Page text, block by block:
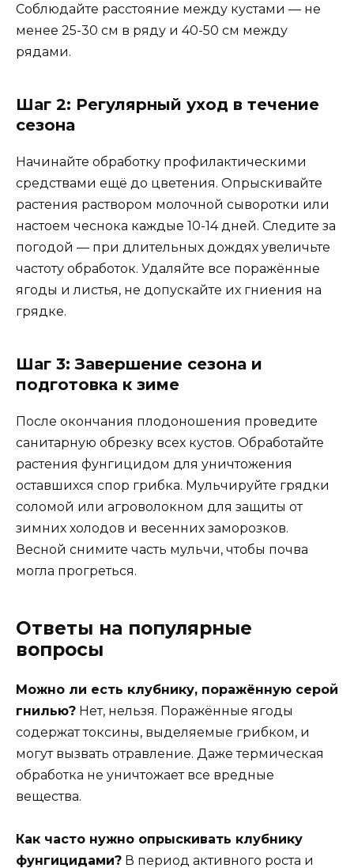
Соблюдайте расстояние между кустами — не
менее 25-30 см в ряду и 40-50 см между
рядами.
Шаг 2: Регулярный уход в течение
сезона
Начинайте обработку профилактическими
средствами ещё до цветения. Опрыскивайте
растения раствором молочной сыворотки или
настоем чеснока каждые 10-14 дней. Следите за
погодой — при длительных дождях увеличьте
частоту обработок. Удаляйте все поражённые
ягоды и листья, не допускайте их гниения на
грядке.
Шаг 3: Завершение сезона и
подготовка к зиме
После окончания плодоношения проведите
санитарную обрезку всех кустов. Обработайте
растения фунгицидом для уничтожения
оставшихся спор грибка. Мульчируйте грядки
соломой или агроволокном для защиты от
зимних холодов и весенних заморозков.
Весной снимите часть мульчи, чтобы почва
могла прогреться.
Ответы на популярные
вопросы
Можно ли есть клубнику, поражённую серой
гнилью? Нет, нельзя. Поражённые ягоды
содержат токсины, выделяемые грибком, и
могут вызвать отравление. Даже термическая
обработка не уничтожает все вредные
вещества.
Как часто нужно опрыскивать клубнику
фунгицидами? В период активного роста и